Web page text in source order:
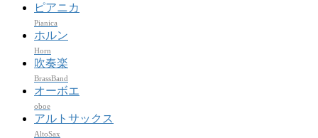
ピアニカ
Pianica
ホルン
Horn
吹奏楽
BrassBand
オーボエ
oboe
アルトサックス
AltoSax